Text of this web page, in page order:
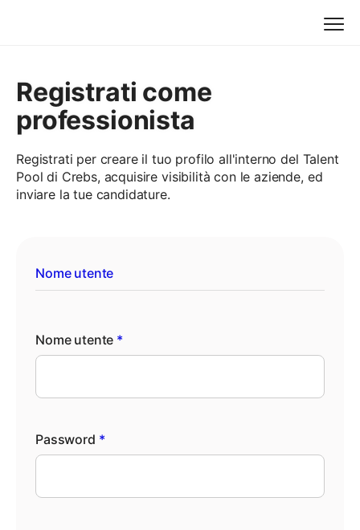
Registrati come
professionista
Registrati per creare il tuo profilo all'interno del Talent
Pool di Crebs, acquisire visibilità con le aziende, ed
inviare la tue candidature.
Nome utente
Nome utente *
Password *